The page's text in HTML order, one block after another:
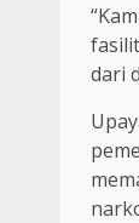
dari